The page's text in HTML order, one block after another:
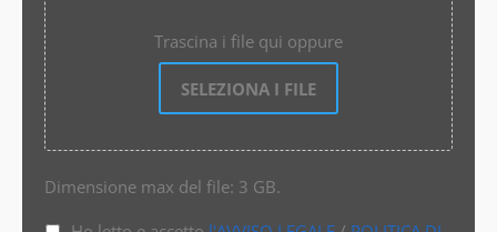
Trascina i file qui oppure
SELEZIONA I FILE
Dimensione max del file: 3 GB.